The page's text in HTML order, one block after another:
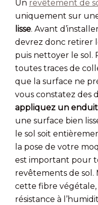
Un revêtement de
uniquement sur
lisse. Avant
devrez donc retirer
puis nettoyer le sol.
toutes traces de
que la surface ne
vous constatez des
appliquez un
une surface bien
le sol soit
la pose de votre
est important pour
revêtements de sol.
cette fibre
résistance à